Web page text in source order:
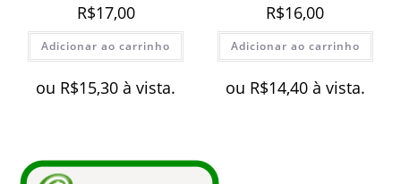
R$17,00
Adicionar ao carrinho
ou R$15,30 à vista.
R$16,00
Adicionar ao carrinho
ou R$14,40 à vista.